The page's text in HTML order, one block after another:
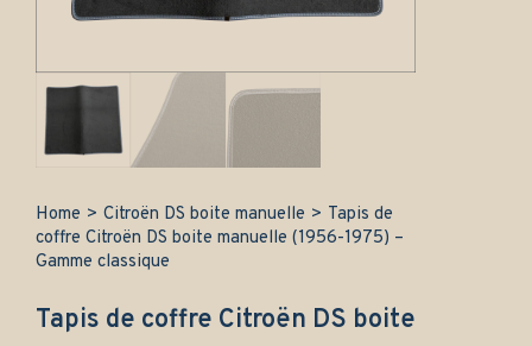
Home > Citroën DS boite manuelle > Tapis de
coffre Citroën DS boite manuelle (1956-1975) –
Gamme classique
Tapis de coffre Citroën DS boite